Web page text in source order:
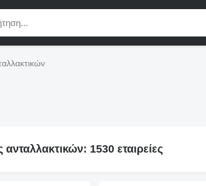
1530 εταιρείες